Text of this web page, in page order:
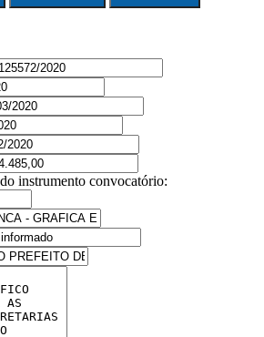
instrumento convocatório: